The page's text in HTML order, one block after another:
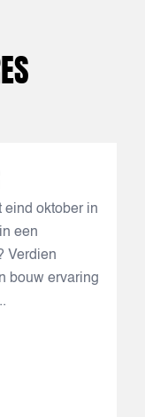
eind oktober in
een
Verdien
bouw ervaring